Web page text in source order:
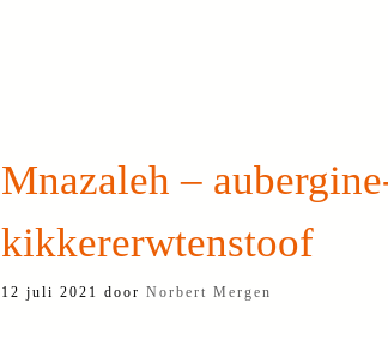
Mnazaleh –
kikkererwtenstoof
12 juli 2021 door Norbert Mergen